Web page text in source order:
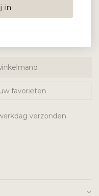
favorieten
verzonden
in